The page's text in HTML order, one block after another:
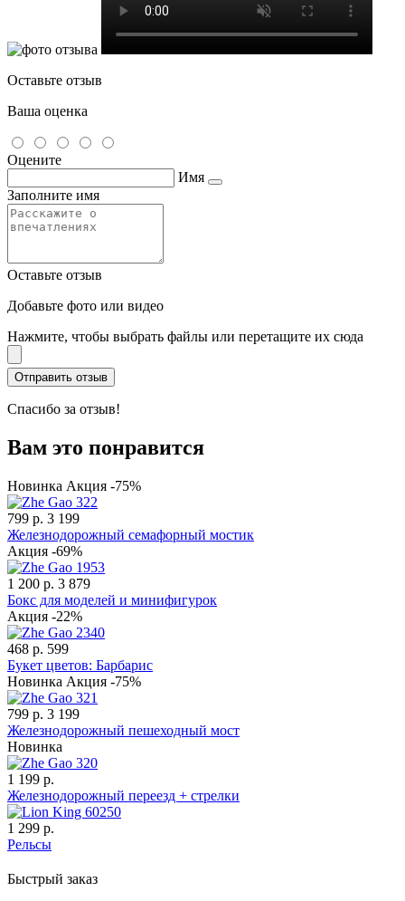
Оставьте отзыв
Ваша оценка
Оцените
Имя
Заполните имя
Оставьте отзыв
Добавьте фото или видео
Нажмите, чтобы выбрать файлы или перетащите их сюда
Спасибо за отзыв!
Вам это понравится
Новинка Акция -75%
799 р. 3 199
Железнодорожный семафорный мостик
Акция -69%
1 200 р. 3 879
Бокс для моделей и минифигурок
Акция -22%
468 р. 599
Букет цветов: Барбарис
Новинка Акция -75%
799 р. 3 199
Железнодорожный пешеходный мост
Новинка
1 199 р.
Железнодорожный переезд + стрелки
1 299 р.
Рельсы
Быстрый заказ